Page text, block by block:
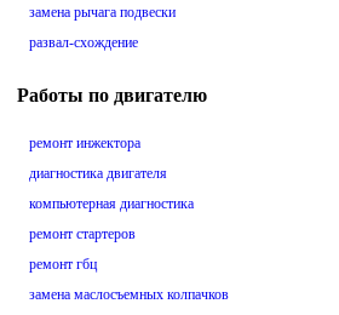
замена рычага подвески
развал-схождение
Работы по двигателю
ремонт инжектора
диагностика двигателя
компьютерная диагностика
ремонт стартеров
ремонт гбц
замена маслосъемных колпачков